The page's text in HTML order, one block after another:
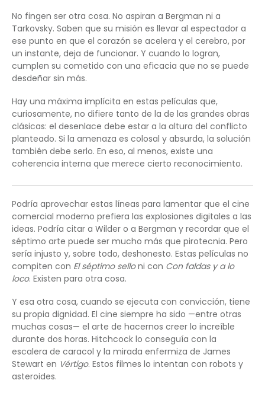
No fingen ser otra cosa. No aspiran a Bergman ni a
Tarkovsky. Saben que su misión es llevar al espectador a
ese punto en que el corazón se acelera y el cerebro, por
un instante, deja de funcionar. Y cuando lo logran,
cumplen su cometido con una eficacia que no se puede
desdeñar sin más.
Hay una máxima implícita en estas películas que,
curiosamente, no difiere tanto de la de las grandes obras
clásicas: el desenlace debe estar a la altura del conflicto
planteado. Si la amenaza es colosal y absurda, la solución
también debe serlo. En eso, al menos, existe una
coherencia interna que merece cierto reconocimiento.
Podría aprovechar estas líneas para lamentar que el cine
comercial moderno prefiera las explosiones digitales a las
ideas. Podría citar a Wilder o a Bergman y recordar que el
séptimo arte puede ser mucho más que pirotecnia. Pero
sería injusto y, sobre todo, deshonesto. Estas películas no
compiten con El séptimo selloni con Con faldas y a lo
loco. Existen para otra cosa.
Y esa otra cosa, cuando se ejecuta con convicción, tiene
su propia dignidad. El cine siempre ha sido —entre otras
muchas cosas— el arte de hacernos creer lo increíble
durante dos horas. Hitchcock lo conseguía con la
escalera de caracol y la mirada enfermiza de James
Stewart en Vértigo. Estos filmes lo intentan con robots y
asteroides.